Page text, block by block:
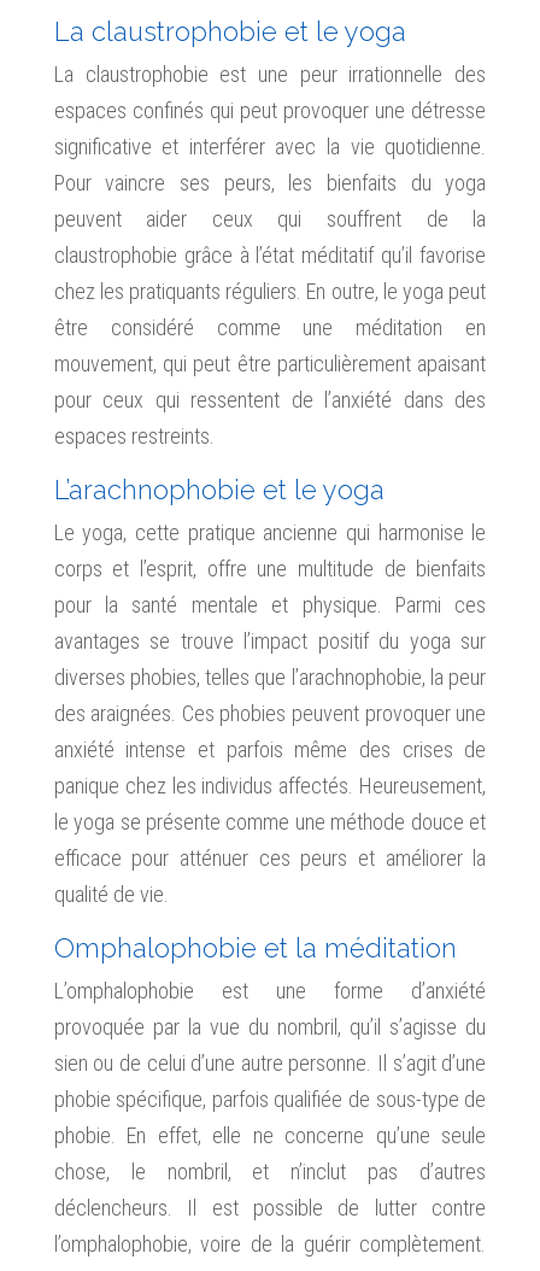
La claustrophobie et le yoga
La claustrophobie est une peur irrationnelle des
espaces confinés qui peut provoquer une détresse
significative et interférer avec la vie quotidienne.
Pour vaincre ses peurs, les bienfaits du yoga
peuvent aider ceux qui souffrent de la
claustrophobie grâce à l’état méditatif qu’il favorise
chez les pratiquants réguliers. En outre, le yoga peut
être considéré comme une méditation en
mouvement, qui peut être particulièrement apaisant
pour ceux qui ressentent de l’anxiété dans des
espaces restreints.
L’arachnophobie et le yoga
Le yoga, cette pratique ancienne qui harmonise le
corps et l’esprit, offre une multitude de bienfaits
pour la santé mentale et physique. Parmi ces
avantages se trouve l’impact positif du yoga sur
diverses phobies, telles que l’arachnophobie, la peur
des araignées. Ces phobies peuvent provoquer une
anxiété intense et parfois même des crises de
panique chez les individus affectés. Heureusement,
le yoga se présente comme une méthode douce et
efficace pour atténuer ces peurs et améliorer la
qualité de vie.
Omphalophobie et la méditation
L’omphalophobie est une forme d’anxiété
provoquée par la vue du nombril, qu’il s’agisse du
sien ou de celui d’une autre personne. Il s’agit d’une
phobie spécifique, parfois qualifiée de sous-type de
phobie. En effet, elle ne concerne qu’une seule
chose, le nombril, et n’inclut pas d’autres
déclencheurs. Il est possible de lutter contre
l’omphalophobie, voire de la guérir complètement.